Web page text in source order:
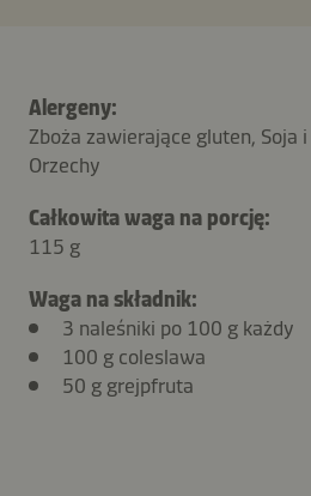
Alergeny:
Zboża zawierające gluten, Soja
Orzechy
Całkowita waga na porcję:
115 g
Waga na składnik:
3 naleśniki po 100 g każdy
100 g coleslawa
50 g grejpfruta